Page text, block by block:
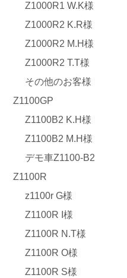
Z1000R1 W.K様
Z1000R2 K.R様
Z1000R2 M.H様
Z1000R2 T.T様
その他のお客様
Z1100GP
Z1100B2 K.H様
Z1100B2 M.H様
デモ車Z1100-B2
Z1100R
z1100r G様
Z1100R I様
Z1100R N.T様
Z1100R O様
Z1100R S様